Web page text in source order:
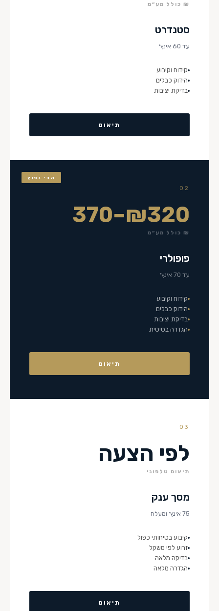
₪ כולל מע״מ
סטנדרט
עד 60 אינץ׳
קידוח וקיבוע
הידוק כבלים
בדיקת יציבות
תיאום
הכי נפוץ
02
₪320–370
₪ כולל מע״מ
פופולרי
עד 70 אינץ׳
קידוח וקיבוע
הידוק כבלים
בדיקת יציבות
הגדרה בסיסית
תיאום
03
לפי הצעה
תיאום טלפוני
מסך ענק
75 אינץ׳ ומעלה
קיבוע בטיחותי כפול
זרוע לפי משקל
בדיקה מלאה
הגדרה מלאה
תיאום